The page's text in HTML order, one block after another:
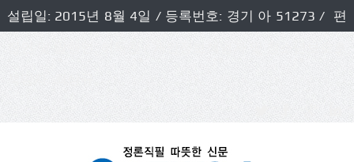
설립일: 2015년 8월 4일 / 등록번호: 경기 아 51273 / 편
집인 및 발행인: 허득천 / 개인정보책임자 및 청소년보호호
책임자: 최상규